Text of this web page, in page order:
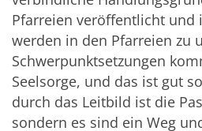
Pfarreien veröffentlicht und
werden in den Pfarreien zu
Schwerpunktsetzungen
Seelsorge, und das ist gut
durch das Leitbild ist die
sondern es sind ein Weg